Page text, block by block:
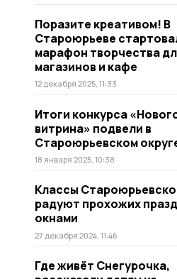
Поразите креативом! В
Староюрьеве
марафон творчества
магазинов и кафе
12 декабря 2025, 11:33
Итоги конкурса
витрина» подвели в
Староюрьевском
18 января 2025, 10:38
Классы
радуют прохожих
окнами
27 декабря 2024, 11:46
Где живёт Снегурочка,